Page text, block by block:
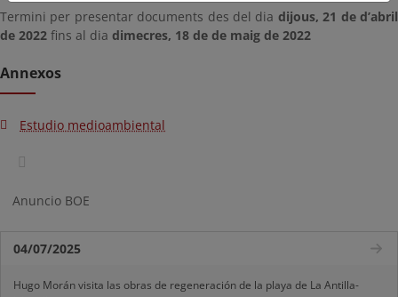
Termini per presentar documents des del dia dijous, 21 de d’abril
de 2022 fins al dia dimecres, 18 de de maig de 2022
Annexos
Estudio medioambiental
Anuncio BOE
04/07/2025
Hugo Morán visita las obras de regeneración de la playa de La Antilla-